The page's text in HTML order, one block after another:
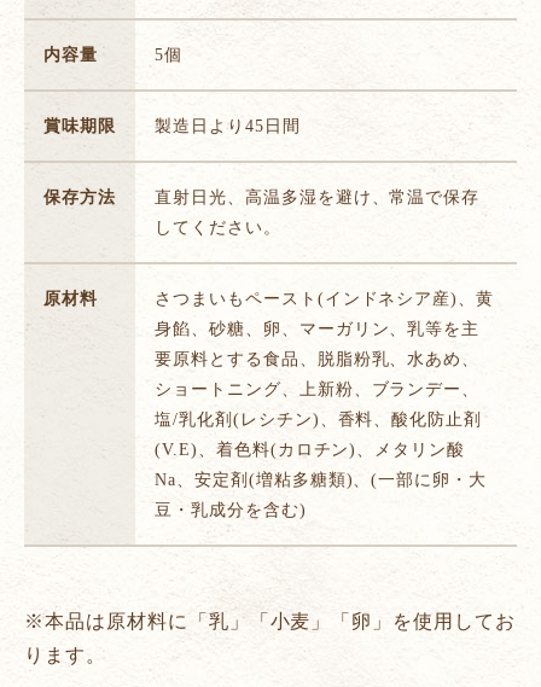
内容量 5個
賞味期限 製造日より45日間
保存方法
直射日光、高温多湿を避け、常温で保存
してください。
原材料
さつまいもペースト(インドネシア産)、黄
身餡、砂糖、卵、マーガリン、乳等を主
要原料とする食品、脱脂粉乳、水あめ、
ショートニング、上新粉、ブランデー、
塩/乳化剤(レシチン)、香料、酸化防止剤
(V.E)、着色料(カロチン)、メタリン酸
Na、安定剤(増粘多糖類)、(一部に卵・大
豆・乳成分を含む)
※本品は原材料に「乳」「小麦」「卵」を使用してお
ります。